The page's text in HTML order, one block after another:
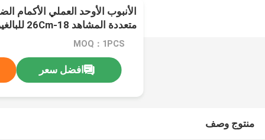
الأنبوب الأوحد العملي الأكمام
متعددة المشاهد 18-26Cm للبالغين
MOQ：1PCS
افضل سعر
منتوج وصف